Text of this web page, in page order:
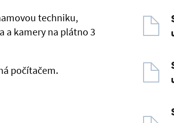
techniku,
a kamery na plátno 3
počítačem.